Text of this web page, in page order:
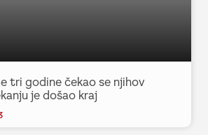
tri godine čekao se njihov
je došao kraj